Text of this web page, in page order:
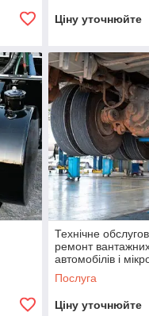
Ціну уточнюйте
Технічне
ремонт
автомобілів і
Послуга
Ціну уточнюйте